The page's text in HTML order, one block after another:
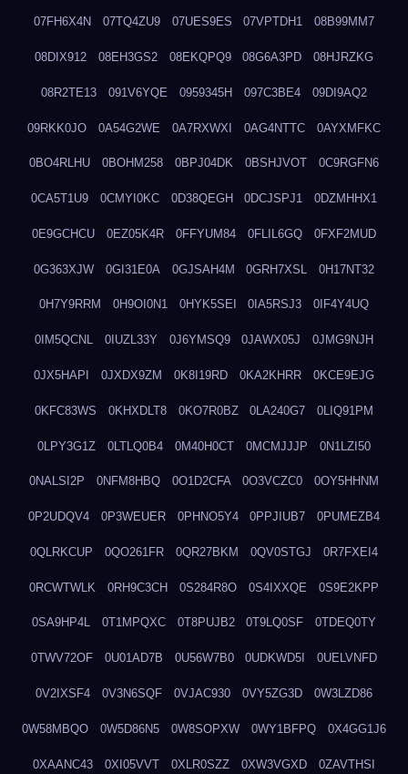
07FH6X4N 07TQ4ZU9 07UES9ES 07VPTDH1 08B99MM7
08DIX912 08EH3GS2 08EKQPQ9 08G6A3PD 08HJRZKG
08R2TE13 091V6YQE 0959345H 097C3BE4 09DI9AQ2
09RKK0JO 0A54G2WE 0A7RXWXI 0AG4NTTC 0AYXMFKC
0BO4RLHU 0BOHM258 0BPJ04DK 0BSHJVOT 0C9RGFN6
0CA5T1U9 0CMYI0KC 0D38QEGH 0DCJSPJ1 0DZMHHX1
0E9GCHCU 0EZ05K4R 0FFYUM84 0FLIL6GQ 0FXF2MUD
0G363XJW 0GI31E0A 0GJSAH4M 0GRH7XSL 0H17NT32
0H7Y9RRM 0H9OI0N1 0HYK5SEI 0IA5RSJ3 0IF4Y4UQ
0IM5QCNL 0IUZL33Y 0J6YMSQ9 0JAWX05J 0JMG9NJH
0JX5HAPI 0JXDX9ZM 0K8I19RD 0KA2KHRR 0KCE9EJG
0KFC83WS 0KHXDLT8 0KO7R0BZ 0LA240G7 0LIQ91PM
0LPY3G1Z 0LTLQ0B4 0M40H0CT 0MCMJJJP 0N1LZI50
0NALSI2P 0NFM8HBQ 0O1D2CFA 0O3VCZC0 0OY5HHNM
0P2UDQV4 0P3WEUER 0PHNO5Y4 0PPJIUB7 0PUMEZB4
0QLRKCUP 0QO261FR 0QR27BKM 0QV0STGJ 0R7FXEI4
0RCWTWLK 0RH9C3CH 0S284R8O 0S4IXXQE 0S9E2KPP
0SA9HP4L 0T1MPQXC 0T8PUJB2 0T9LQ0SF 0TDEQ0TY
0TWV72OF 0U01AD7B 0U56W7B0 0UDKWD5I 0UELVNFD
0V2IXSF4 0V3N6SQF 0VJAC930 0VY5ZG3D 0W3LZD86
0W58MBQO 0W5D86N5 0W8SOPXW 0WY1BFPQ 0X4GG1J6
0XAANC43 0XI05VVT 0XLR0SZZ 0XW3VGXD 0ZAVTHSI